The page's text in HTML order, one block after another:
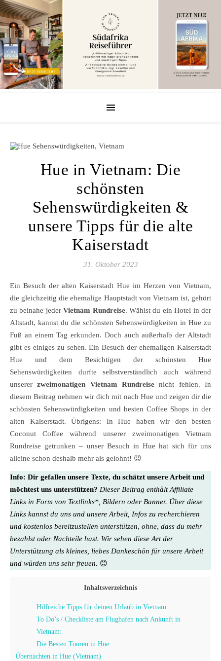
Hue in Vietnam: Die
schönsten
Sehenswürdigkeiten &
unsere Tipps für die alte
Kaiserstadt
31. Oktober 2023
Ein Besuch der alten Kaiserstadt Hue im Herzen von Vietnam,
die gleichzeitig die ehemalige Hauptstadt von Vietnam ist, gehört
zu beinahe jederVietnam Rundreise. Wählst du ein Hotel in der
Altstadt, kannst du die schönsten Sehenswürdigkeiten in Hue zu
Fuß an einem Tag erkunden. Doch auch außerhalb der Altstadt
gibt es einiges zu sehen. Ein Besuch der ehemaligen Kaiserstadt
Hue und dem Besichtigen der schönsten Hue
Sehenswürdigkeiten durfte selbstverständlich auch während
unsererzweimonatigen Vietnam Rundreise nicht fehlen. In
diesem Beitrag nehmen wir dich mit nach Hue und zeigen dir die
schönsten Sehenswürdigkeiten und besten Coffee Shops in der
alten Kaiserstadt. Übrigens: In Hue haben wir den besten
Coconut Coffee während unserer zweimonatigen Vietnam
Rundreise getrunken – unser Besuch in Hue hat sich für uns
alleine schon deshalb mehr als gelohnt! 😉
Info: Dir gefallen unsere Texte, du schätzt unsere Arbeit und
möchtest uns unterstützen? Dieser Beitrag enthält Affiliate
Links in Form von Textlinks*, Bildern oder Banner. Über diese
Links kannst du uns und unsere Arbeit, Infos zu recherchieren
und kostenlos bereitzustellen unterstützen, ohne, dass du mehr
bezahlst oder Nachteile hast. Wir sehen diese Art der
Unterstützung als kleines, liebes Dankeschön für unsere Arbeit
und würden uns sehr freuen. 😊
Inhaltsverzeichnis
Hilfreiche Tipps für deinen Urlaub in Vietnam:
To Do’s / Checkliste am Flughafen nach Ankunft in
Vietnam:
Die Besten Touren in Hue:
Übernachten in Hue (Vietnam)